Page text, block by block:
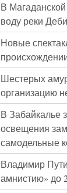
В
воду реки
Новые
Шестерых
организацию
В Забайкалье
освещения
самодельные
Владимир
амнистию» до